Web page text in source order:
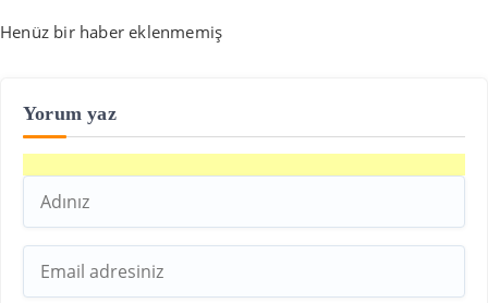
Henüz bir haber eklenmemiş
Yorum yaz